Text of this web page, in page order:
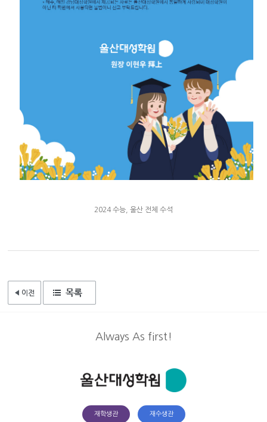
2024 수능, 울산 전체 수석
Always As first!
재학생관 재수생관